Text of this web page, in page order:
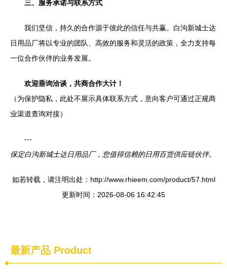
三、服务承诺与联系方式
我们坚信，持久的合作源于彼此的信任与共赢。白沟新城士达
日用品厂将以专业的团队、高效的服务和灵活的政策，全力支持每
一位合作伙伴的业务发展。
欢迎垂询洽谈，共商合作大计！
（为保护隐私，此处不展示具体联系方式，意向客户可通过正规商
业渠道查询对接）
---
保定白沟新城士达日用品厂，您值得信赖的日用百货供应链伙伴。
如若转载，请注明出处：http://www.rhieem.com/product/57.html
更新时间：2026-08-06 16:42:45
最新产品 Product